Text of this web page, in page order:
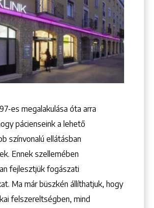
+36 1 222 7250
+36 1 222 9150
1148 Budapest, Örs vezér tere 2.
Keresés
­es megalakulása óta arra
pácienseink a lehető
színvonalú ellátásban
Ennek szellemében
fejlesztjük fogászati
Ma már büszkén állíthatjuk, hogy
felszereltségben, mind